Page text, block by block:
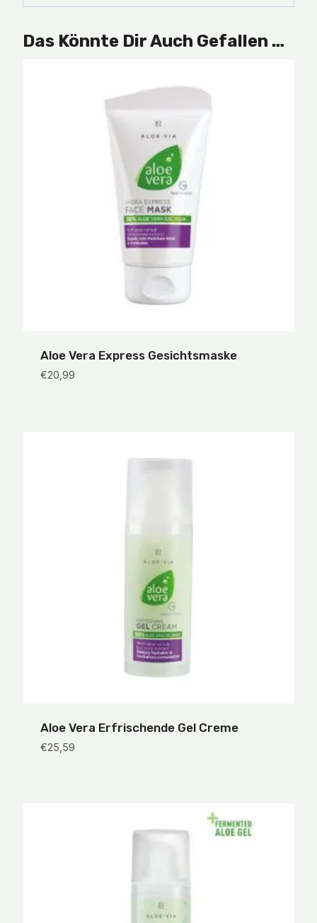
Das Könnte Dir Auch Gefallen …
Aloe Vera Express Gesichtsmaske
€20,99
Aloe Vera Erfrischende Gel Creme
€25,59